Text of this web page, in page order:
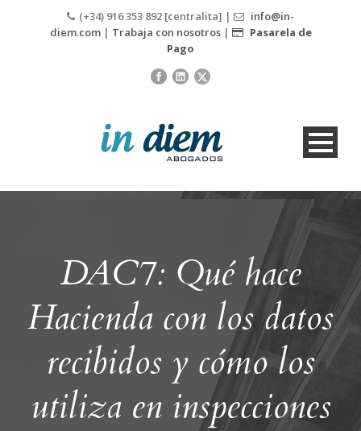
(+34) 916 353 892 [centralita] |
info@in-
diem.com| Trabaja con nosotros|
Pasarela de
Pago
DAC7: Qué hace
Hacienda con los datos
recibidos y cómo los
utiliza en inspecciones